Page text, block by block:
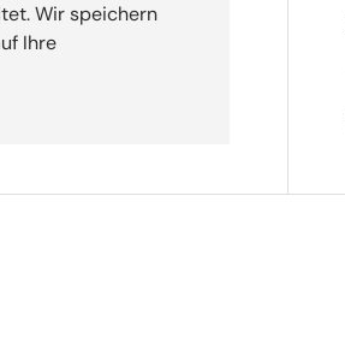
Wir speichern
Ihre